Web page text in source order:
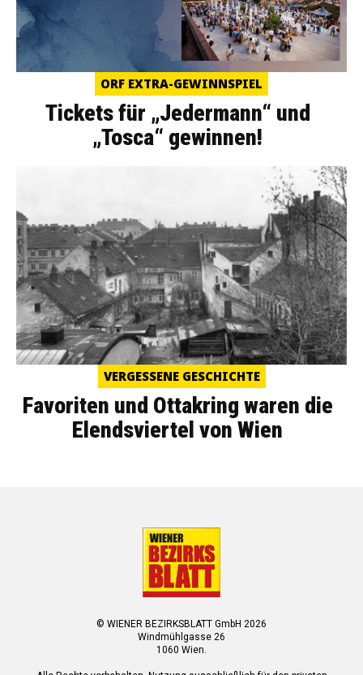
ORF EXTRA-GEWINNSPIEL
Tickets für „Jedermann“ und
„Tosca“ gewinnen!
VERGESSENE GESCHICHTE
Favoriten und Ottakring waren die
Elendsviertel von Wien
© WIENER BEZIRKSBLATT GmbH 2026
Windmühlgasse 26
1060 Wien.